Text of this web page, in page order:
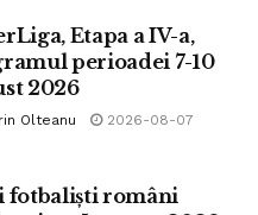
Etapa a IV-a,
perioadei 7-10
2026
Olteanu 2026-08-07
fotbaliști români